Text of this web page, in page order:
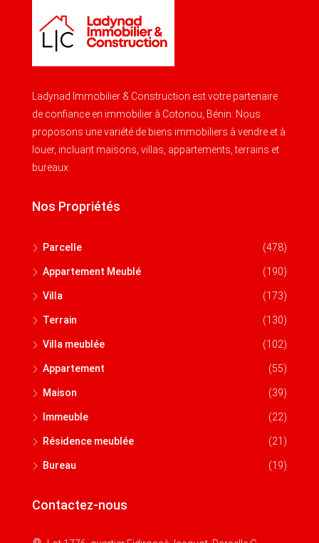
Ladynad Immobilier & Construction est votre partenaire
de confiance en immobilier à Cotonou, Bénin. Nous
proposons une variété de biens immobiliers à vendre et à
louer, incluant maisons, villas, appartements, terrains et
bureaux.
Nos Propriétés
Parcelle (478)
Appartement Meublé (190)
Villa (173)
Terrain (130)
Villa meublée (102)
Appartement (55)
Maison (39)
Immeuble (22)
Résidence meublée (21)
Bureau (19)
Contactez-nous